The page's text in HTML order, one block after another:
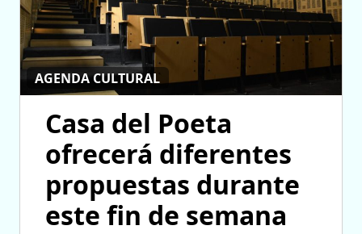
AGENDA CULTURAL
Casa del Poeta
ofrecerá diferentes
propuestas durante
este fin de semana